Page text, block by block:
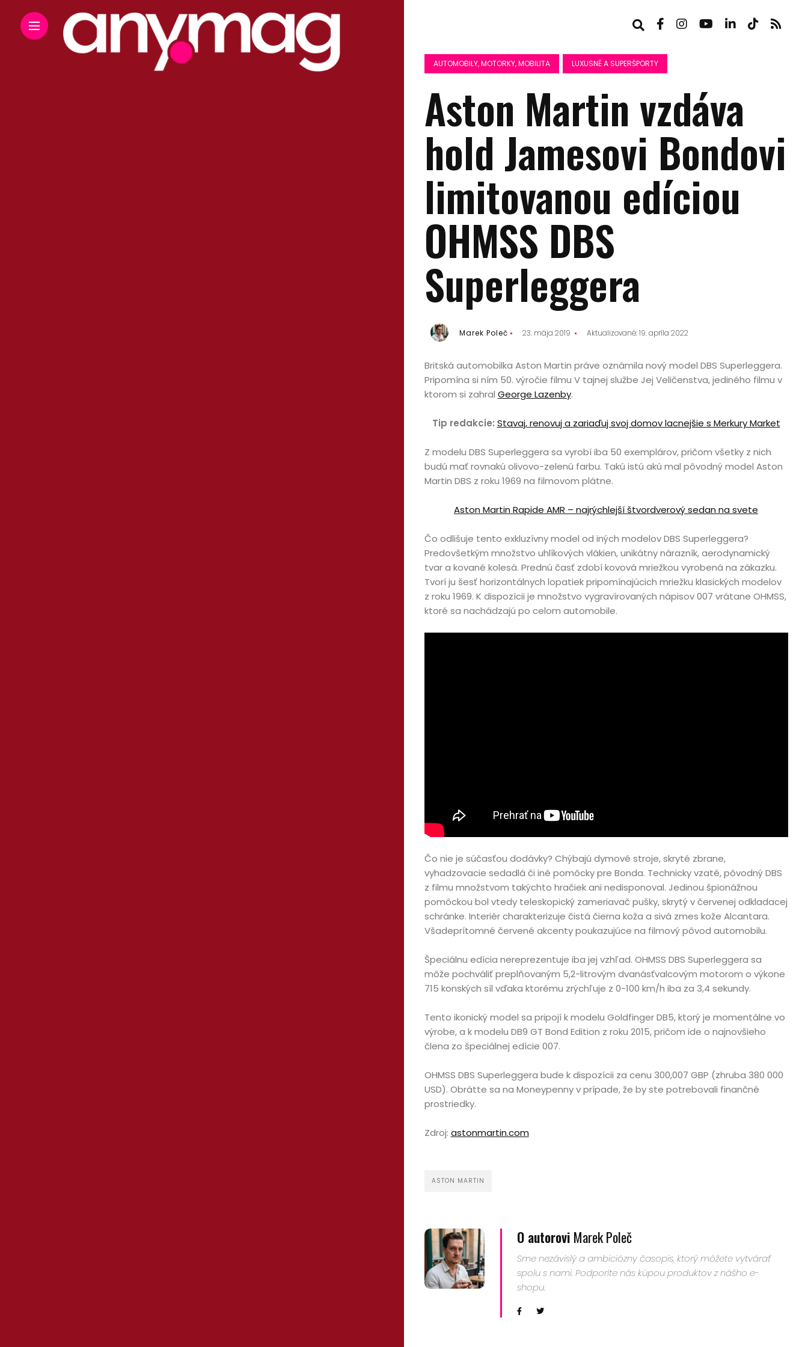
Domov
Automobily,
motorky,
Bývanie,
domácnosť
Cestovanie
Kultúra
AUTOMOBILY, MOTORKY, MOBILITA LUXUSNÉ A SUPERŠPORTY
Aston Martin vzdáva
hold Jamesovi Bondovi
limitovanou edíciou
OHMSS DBS
Superleggera
Marek Poleč 23. mája 2019 Aktualizované: 19. apríla 2022
Britská automobilka Aston Martin práve oznámila nový model DBS Superleggera.
Pripomína si ním 50. výročie filmu V tajnej službe Jej Veličenstva, jediného filmu v
ktorom si zahral George Lazenby.
Tip redakcie: Stavaj, renovuj a zariaďuj svoj domov lacnejšie s Merkury Market
Z modelu DBS Superleggera sa vyrobí iba 50 exemplárov, pričom všetky z nich
budú mať rovnakú olivovo-zelenú farbu. Takú istú akú mal pôvodný model Aston
Martin DBS z roku 1969 na filmovom plátne.
Aston Martin Rapide AMR – najrýchlejší štvordverový sedan na svete
Čo odlišuje tento exkluzívny model od iných modelov DBS Superleggera?
Predovšetkým množstvo uhlíkových vlákien, unikátny nárazník, aerodynamický
tvar a kované kolesá. Prednú časť zdobí kovová mriežkou vyrobená na zákazku.
Tvorí ju šesť horizontálnych lopatiek pripomínajúcich mriežku klasických modelov
z roku 1969. K dispozícii je množstvo vygravírovaných nápisov 007 vrátane OHMSS,
ktoré sa nachádzajú po celom automobile.
Čo nie je súčasťou dodávky? Chýbajú dymové stroje, skryté zbrane,
vyhadzovacie sedadlá či iné pomôcky pre Bonda. Technicky vzaté, pôvodný DBS
z filmu množstvom takýchto hračiek ani nedisponoval. Jedinou špionážnou
pomôckou bol vtedy teleskopický zameriavač pušky, skrytý v červenej odkladacej
schránke. Interiér charakterizuje čistá čierna koža a sivá zmes kože Alcantara.
Všadeprítomné červené akcenty poukazujúce na filmový pôvod automobilu.
Špeciálnu edícia nereprezentuje iba jej vzhľad. OHMSS DBS Superleggera sa
môže pochváliť preplňovaným 5,2-litrovým dvanásťvalcovým motorom o výkone
715 konských síl vďaka ktorému zrýchľuje z 0-100 km/h iba za 3,4 sekundy.
Tento ikonický model sa pripojí k modelu Goldfinger DB5, ktorý je momentálne vo
výrobe, a k modelu DB9 GT Bond Edition z roku 2015, pričom ide o najnovšieho
člena zo špeciálnej edície 007.
OHMSS DBS Superleggera bude k dispozícii za cenu 300,007 GBP (zhruba 380 000
USD). Obrátte sa na Moneypenny v prípade, že by ste potrebovali finančné
prostriedky.
Zdroj: astonmartin.com
ASTON MARTIN
O autorovi Marek Poleč
Sme nezávislý a ambiciózny časopis, ktorý môžete vytvárať
spolu s nami. Podporíte nás kúpou produktov z nášho e-
shopu.